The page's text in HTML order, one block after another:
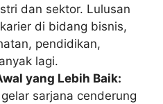
dan sektor. Lulusan
di bidang bisnis,
pendidikan,
lagi.
yang Lebih Baik:
sarjana cenderung